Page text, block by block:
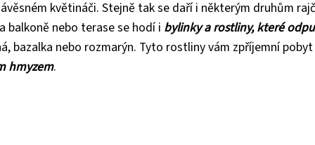
květináči. Stejně tak se daří i některým druhům
balkoně nebo terase se hodí i bylinky a rostliny, které
bazalka nebo rozmarýn. Tyto rostliny vám zpříjemní
hmyzem.